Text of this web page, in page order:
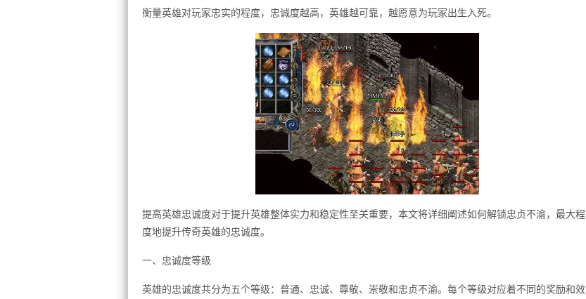
衡量英雄对玩家忠实的程度，忠诚度越高，英雄越可靠，越愿意为玩家出生入死。
提高英雄忠诚度对于提升英雄整体实力和稳定性至关重要，本文将详细阐述如何解锁忠贞不渝，最大程
度地提升传奇英雄的忠诚度。
一、忠诚度等级
英雄的忠诚度共分为五个等级：普通、忠诚、尊敬、崇敬和忠贞不渝。每个等级对应着不同的奖励和效